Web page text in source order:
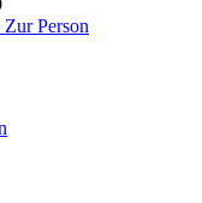
Zur Person